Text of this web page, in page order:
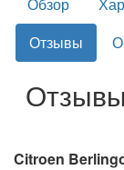
Отзывы
Citroen